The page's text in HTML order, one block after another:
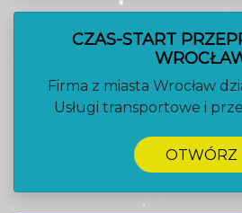
CZAS-START
Firma z miasta Wrocław
Usługi transportowe i
OTWÓRZ